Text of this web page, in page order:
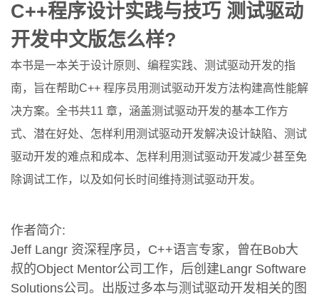
C++程序设计实践与技巧 测试驱动
开发中文版怎么样?
本书是一本关于设计原则、编程实践、测试驱动开发的指
南，旨在帮助C++ 程序员用测试驱动开发方法构建高性能解
决方案。全书共11 章，涵盖测试驱动开发的基本工作方
式、潜在好处、怎样利用测试驱动开发解决设计缺陷、测试
驱动开发的难点和成本、怎样利用测试驱动开发减少甚至免
除调试工作，以及如何长时间维持测试驱动开发。
作者简介:
Jeff Langr 资深程序员，C++语言专家，曾在Bob大
叔的Object Mentor公司工作，后创建Langr Software
Solutions公司。出版过多本与测试驱动开发相关的图